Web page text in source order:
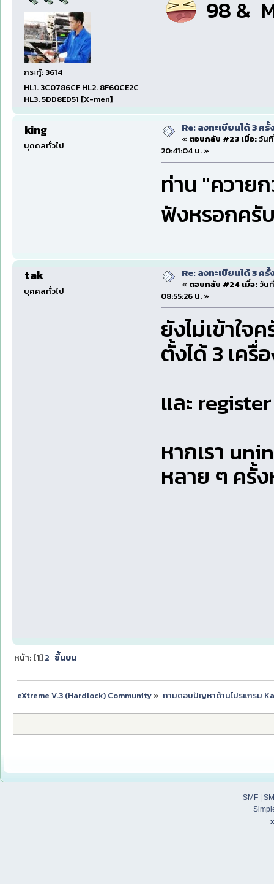
กระทู้: 3614
HL1. 3C0786CF HL2. 8F60CE2C
HL3. 5DD8ED51 [X-men]
98 &
king
บุคคลทั่วไป
Re: ลงทะเบียนได้ 3 ค
« ตอบกลับ #23 เมื่อ:วันที่
20:41:04 น. »
ท่าน "ควาย
ฟังหรอกครั
tak
บุคคลทั่วไป
Re: ลงทะเบียนได้ 3 ค
« ตอบกลับ #24 เมื่อ:วัน
08:55:26 น. »
ยังไม่เข้าใจ
ตั้งได้ 3 เครื่
และ
หากเรา
หลาย ๆ ครั้
หน้า: [1] 2 ขึ้นบน
eXtreme V.3 (Hardlock) Community» ถามตอบปัญหาด้านโปรแกรม
SMF|